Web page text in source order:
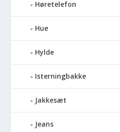
Høretelefon
Hue
Hylde
Isterningbakke
Jakkesæt
Jeans